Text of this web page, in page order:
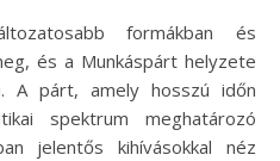
és a Munkáspárt helyzete
A párt, amely hosszú időn
spektrum meghatározó
jelentős kihívásokkal néz